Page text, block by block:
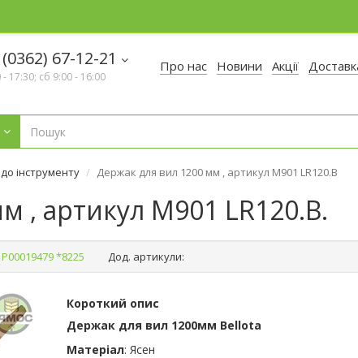
67-12-21
- 17:30; сб 9:00 - 16:00
Про нас Новини Акції
інструменту Держак для вил 1200 мм , артикул M901 LR120.B
, артикул M901 LR120.B.
Р00019479 *8225 Дод. артикули:
Короткий опис
Держак для вил 1200мм Bellota
Матеріал: Ясен